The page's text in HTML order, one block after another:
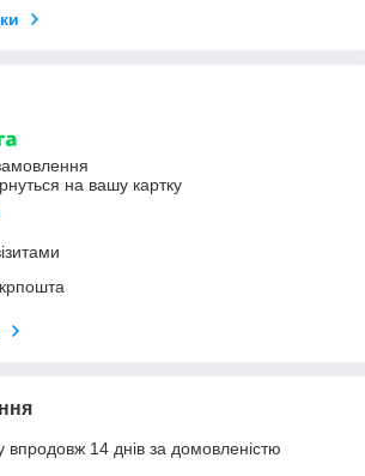
на вашу картку
впродовж 14 днів за домовленістю